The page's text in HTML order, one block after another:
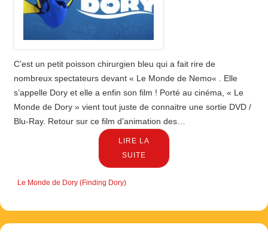
C’est un petit poisson chirurgien bleu qui a fait rire de
nombreux spectateurs devant « Le Monde de Nemo« . Elle
s’appelle Dory et elle a enfin son film ! Porté au cinéma, « Le
Monde de Dory » vient tout juste de connaitre une sortie DVD /
Blu-Ray. Retour sur ce film d’animation des…
LIRE LA
SUITE
Le Monde de Dory (Finding Dory)